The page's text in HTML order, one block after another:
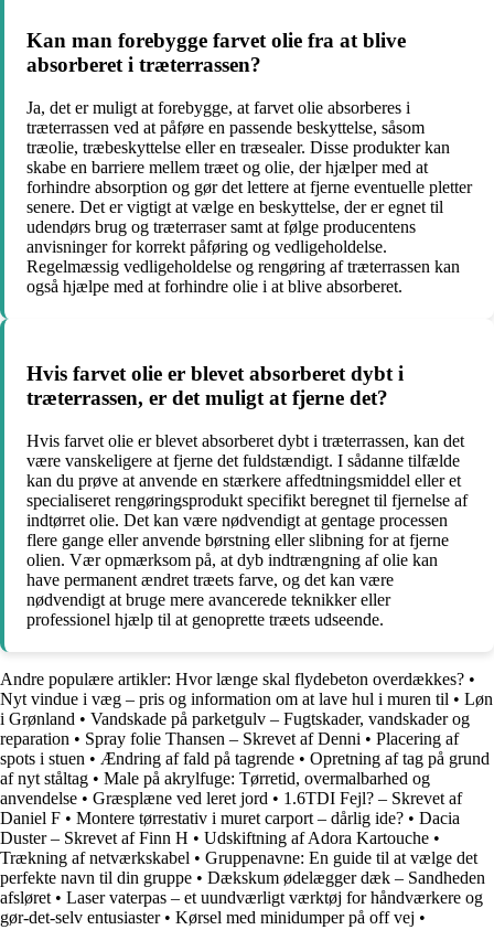
Kan man forebygge farvet olie fra at blive
absorberet i træterrassen?
Ja, det er muligt at forebygge, at farvet olie absorberes i
træterrassen ved at påføre en passende beskyttelse, såsom
træolie, træbeskyttelse eller en træsealer. Disse produkter kan
skabe en barriere mellem træet og olie, der hjælper med at
forhindre absorption og gør det lettere at fjerne eventuelle pletter
senere. Det er vigtigt at vælge en beskyttelse, der er egnet til
udendørs brug og træterraser samt at følge producentens
anvisninger for korrekt påføring og vedligeholdelse.
Regelmæssig vedligeholdelse og rengøring af træterrassen kan
også hjælpe med at forhindre olie i at blive absorberet.
Hvis farvet olie er blevet absorberet dybt i
træterrassen, er det muligt at fjerne det?
Hvis farvet olie er blevet absorberet dybt i træterrassen, kan det
være vanskeligere at fjerne det fuldstændigt. I sådanne tilfælde
kan du prøve at anvende en stærkere affedtningsmiddel eller et
specialiseret rengøringsprodukt specifikt beregnet til fjernelse af
indtørret olie. Det kan være nødvendigt at gentage processen
flere gange eller anvende børstning eller slibning for at fjerne
olien. Vær opmærksom på, at dyb indtrængning af olie kan
have permanent ændret træets farve, og det kan være
nødvendigt at bruge mere avancerede teknikker eller
professionel hjælp til at genoprette træets udseende.
Andre populære artikler: Hvor længe skal flydebeton overdækkes? •
Nyt vindue i væg – pris og information om at lave hul i muren til • Løn
i Grønland • Vandskade på parketgulv – Fugtskader, vandskader og
reparation • Spray folie Thansen – Skrevet af Denni • Placering af
spots i stuen • Ændring af fald på tagrende • Opretning af tag på grund
af nyt ståltag • Male på akrylfuge: Tørretid, overmalbarhed og
anvendelse • Græsplæne ved leret jord • 1.6TDI Fejl? – Skrevet af
Daniel F • Montere tørrestativ i muret carport – dårlig ide? • Dacia
Duster – Skrevet af Finn H • Udskiftning af Adora Kartouche •
Trækning af netværkskabel • Gruppenavne: En guide til at vælge det
perfekte navn til din gruppe • Dækskum ødelægger dæk – Sandheden
afsløret • Laser vaterpas – et uundværligt værktøj for håndværkere og
gør-det-selv entusiaster• Kørsel med minidumper på off vej •